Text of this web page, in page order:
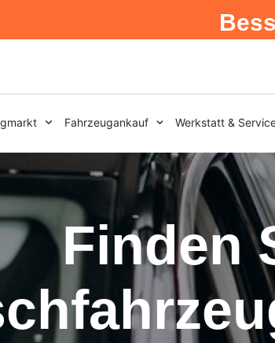
Fahrzeugankauf Werkstatt &
Finden